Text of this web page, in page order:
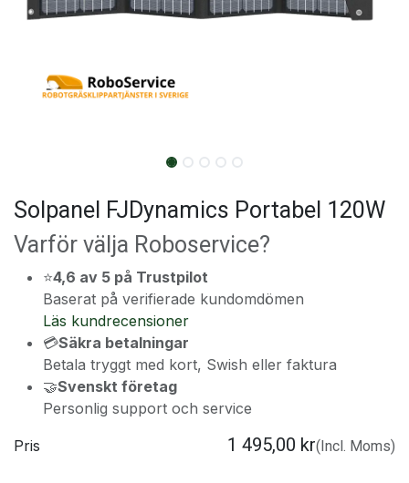
Solpanel FJDynamics Portabel 120W
Varför välja Roboservice?
⭐4,6 av 5 på Trustpilot
Baserat på verifierade kundomdömen
Läs kundrecensioner
💳Säkra betalningar
Betala tryggt med kort, Swish eller faktura
🤝Svenskt företag
Personlig support och service
Pris 1 495,00 kr(Incl. Moms)